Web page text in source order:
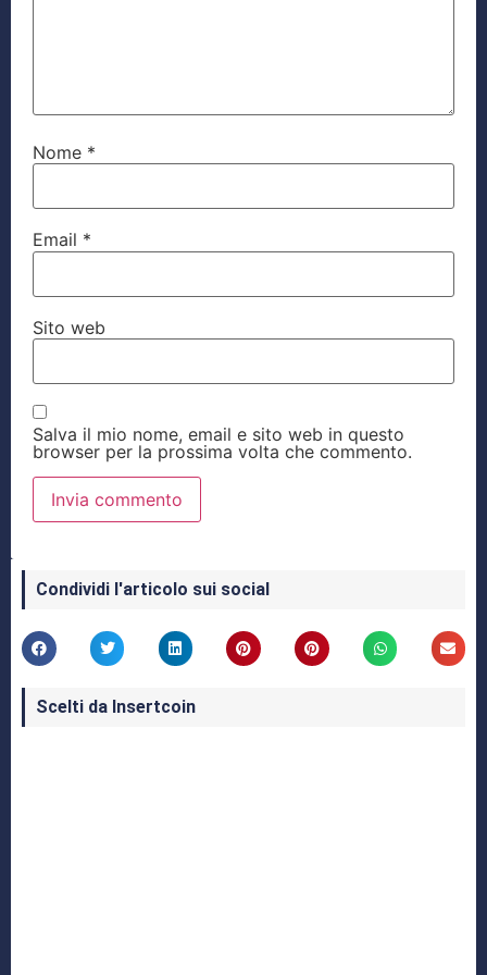
Nome *
Email *
Sito web
Salva il mio nome, email e sito web in questo
browser per la prossima volta che commento.
Condividi l'articolo sui social
Scelti da Insertcoin